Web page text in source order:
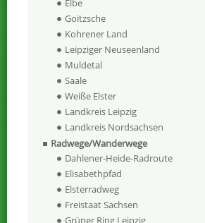
Elbe
Goitzsche
Kohrener Land
Leipziger Neuseenland
Muldetal
Saale
Weiße Elster
Landkreis Leipzig
Landkreis Nordsachsen
Radwege/Wanderwege
Dahlener-Heide-Radroute
Elisabethpfad
Elsterradweg
Freistaat Sachsen
Grüner Ring Leipzig